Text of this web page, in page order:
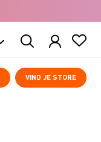
Search
Products
VIND JE STORE